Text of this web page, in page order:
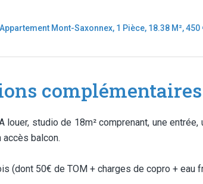
Mont-Saxonnex, 1 Pièce, 18.38 M²,
complémentaires
louer, studio de 18m² comprenant, une
accès balcon.
(dont 50€ de TOM + charges de copro + eau